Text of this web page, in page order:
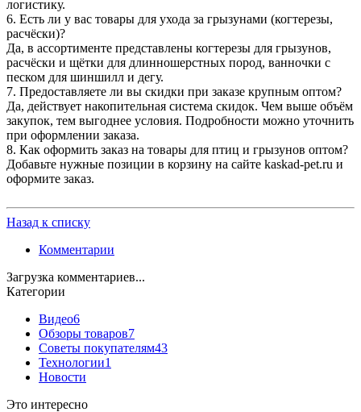
логистику.
6. Есть ли у вас товары для ухода за грызунами (когтерезы,
расчёски)?
Да, в ассортименте представлены когтерезы для грызунов,
расчёски и щётки для длинношерстных пород, ванночки с
песком для шиншилл и дегу.
7. Предоставляете ли вы скидки при заказе крупным оптом?
Да, действует накопительная система скидок. Чем выше объём
закупок, тем выгоднее условия. Подробности можно уточнить
при оформлении заказа.
8. Как оформить заказ на товары для птиц и грызунов оптом?
Добавьте нужные позиции в корзину на сайте kaskad-pet.ru и
оформите заказ.
Назад к списку
Комментарии
Загрузка комментариев...
Категории
Видео6
Обзоры товаров7
Советы покупателям43
Технологии1
Новости
Это интересно